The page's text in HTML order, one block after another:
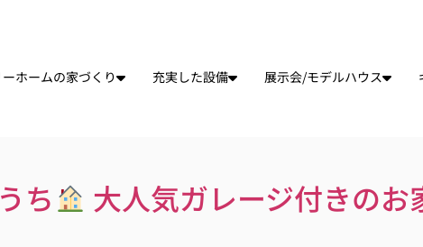
ーホームの家づくり 充実した設備 展示会/モデルハウス
ち 大人気ガレージ付きのお